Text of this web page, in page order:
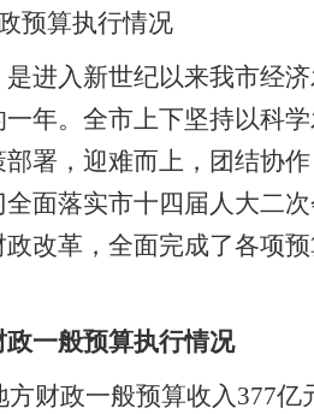
预算执行情况
进入新世纪以来我市经
年。全市上下坚持以科
署，迎难而上，团结协
全面落实市十四届人大二
改革， 全面完成了各项
政一般预算执行情况
方财政一般预算收入 377亿